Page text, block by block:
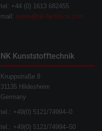
tel: +44 (0) 1613 682455
mail: sales@nk-technics.com
NK Kunststofftechnik
Kruppstraße 8
31135 Hildesheim
Germany
tel.: +49(0) 5121/74994–0
tel.: +49(0) 5121/74994–50